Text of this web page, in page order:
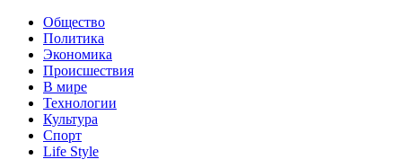
Общество
Политика
Экономика
Происшествия
В мире
Технологии
Культура
Спорт
Life Style